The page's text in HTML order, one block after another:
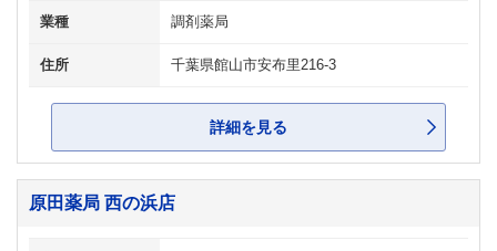
業種 調剤薬局
住所 千葉県館山市安布里216-3
詳細を見る
原田薬局 西の浜店